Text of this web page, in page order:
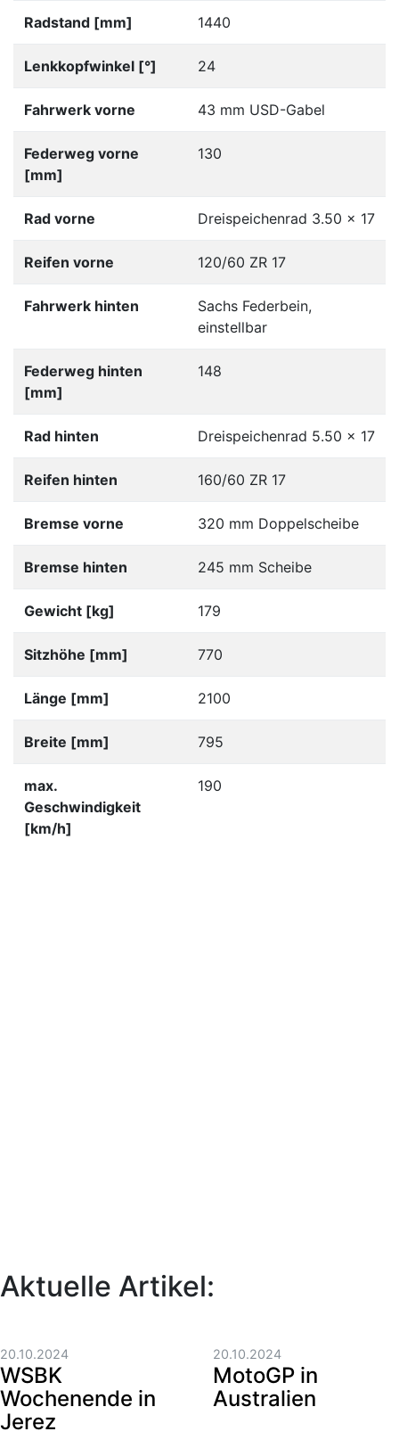
Radstand [mm] 1440
Lenkkopfwinkel [°] 24
Fahrwerk vorne 43 mm USD-Gabel
Federweg vorne
[mm]
130
Rad vorne Dreispeichenrad 3.50 x 17
Reifen vorne 120/60 ZR 17
Fahrwerk hinten
Sachs Federbein,
einstellbar
Federweg hinten
[mm]
148
Rad hinten Dreispeichenrad 5.50 x 17
Reifen hinten 160/60 ZR 17
Bremse vorne 320 mm Doppelscheibe
Bremse hinten 245 mm Scheibe
Gewicht [kg] 179
Sitzhöhe [mm] 770
Länge [mm] 2100
Breite [mm] 795
max.
Geschwindigkeit
[km/h]
190
Aktuelle Artikel:
20.10.2024
WSBK
Wochenende in
Jerez
20.10.2024
MotoGP in
Australien